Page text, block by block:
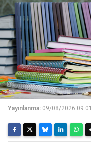
Yayınlanma: 09/08/2026 09:01